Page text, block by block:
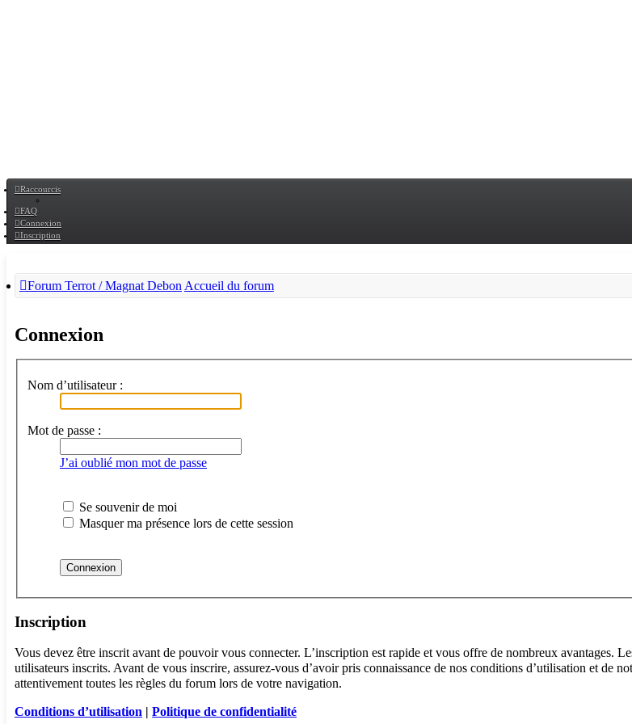
Raccourcis
FAQ
Connexion
Inscription
Forum Terrot / Magnat Debon Accueil du forum
Connexion
Nom d’utilisateur :
Mot de passe :
J’ai oublié mon mot de passe
Se souvenir de moi
Masquer ma présence lors de cette session
Inscription
Vous devez être inscrit avant de pouvoir vous connecter. L’inscription est rapide et vous offre de nombreux avantages.
utilisateurs inscrits. Avant de vous inscrire, assurez-vous d’avoir pris connaissance de nos conditions d’utilisation et de
attentivement toutes les règles du forum lors de votre navigation.
Conditions d’utilisation | Politique de confidentialité